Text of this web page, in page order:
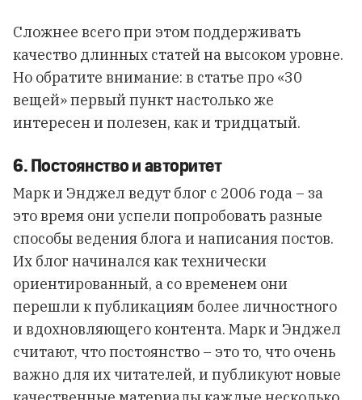
Сложнее всего при этом поддерживать
качество длинных статей на высоком уровне.
Но обратите внимание: в статье про «30
вещей» первый пункт настолько же
интересен и полезен, как и тридцатый.
6. Постоянство и авторитет
Марк и Энджел ведут блог с 2006 года – за
это время они успели попробовать разные
способы ведения блога и написания постов.
Их блог начинался как технически
ориентированный, а со временем они
перешли к публикациям более личностного
и вдохновляющего контента. Марк и Энджел
считают, что постоянство – это то, что очень
важно для их читателей, и публикуют новые